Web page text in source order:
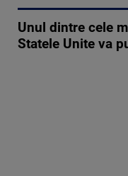
Unul dintre cele
Statele Unite va